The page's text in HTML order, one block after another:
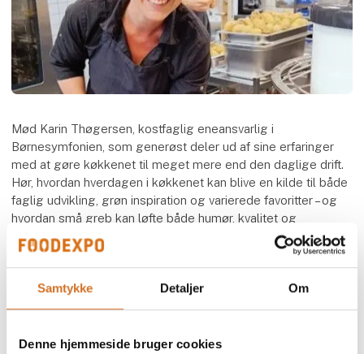
Samtykke Detaljer Om
Denne hjemmeside bruger cookies
Mød Karin Thøgersen, kostfaglig eneansvarlig i
Børnesymfonien, som generøst deler ud af sine erfaringer
med at gøre køkkenet til meget mere end den daglige drift.
Hør, hvordan hverdagen i køkkenet kan blive en kilde til både
faglig udvikling, grøn inspiration og varierede favoritter – og
hvordan små greb kan løfte både humør, kvalitet og
arbejdsglæde.
Se alt, der sker påDen Grønne Scene
Speaker
Kostfaglig eneansvarlig